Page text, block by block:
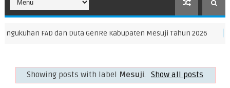
Duta GenRe Kabupaten Mesuji Tahun 2026 EKONOMI Tekan
Showing posts with label Mesuji. Show all posts